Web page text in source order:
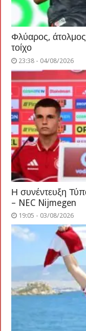
Φλύαρος,
τοίχο
23:38 - 04/08/2026
Η συνέντευξη
– NEC Nijmegen
19:05 - 03/08/2026